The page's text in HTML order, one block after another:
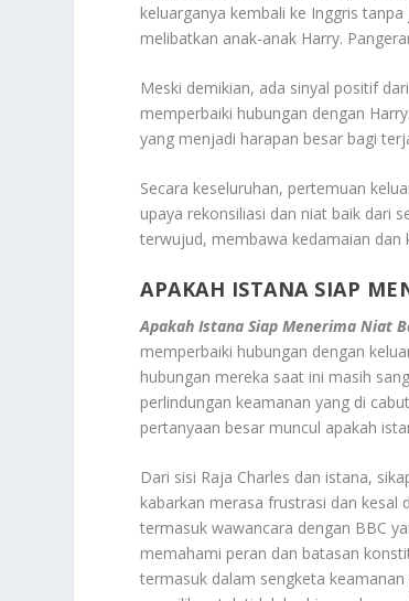
keluarganya kembali ke Inggris
melibatkan anak-anak Harry.
Meski demikian, ada sinyal positif
memperbaiki hubungan dengan
yang menjadi harapan besar bagi
Secara keseluruhan, pertemuan
upaya rekonsiliasi dan niat baik dari
terwujud, membawa kedamaian dan
APAKAH ISTANA SIAP
Apakah Istana Siap Menerima Niat
memperbaiki hubungan dengan
hubungan mereka saat ini masih
perlindungan keamanan yang di
pertanyaan besar muncul apakah
Dari sisi Raja Charles dan istana,
kabarkan merasa frustrasi dan kesal
termasuk wawancara dengan BBC
memahami peran dan batasan
termasuk dalam sengketa